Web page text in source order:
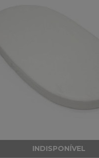
INDISPONÍVEL